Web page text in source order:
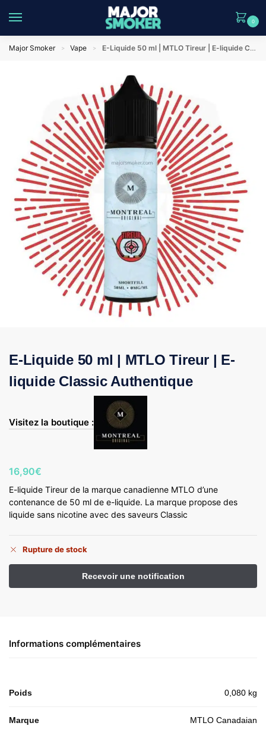
0
Major Smoker > Vape > E-Liquide 50 ml | MTLO Tireur | E-liquide Classic Authentique
E-Liquide 50 ml | MTLO Tireur | E-
liquide Classic Authentique
Visitez la boutique :
16,90€
E-liquide Tireur de la marque canadienne MTLO d’une
contenance de 50 ml de e-liquide. La marque propose des
liquide sans nicotine avec des saveurs Classic
Rupture de stock
Informations complémentaires
Poids 0,080 kg
Marque MTLO Canadaian